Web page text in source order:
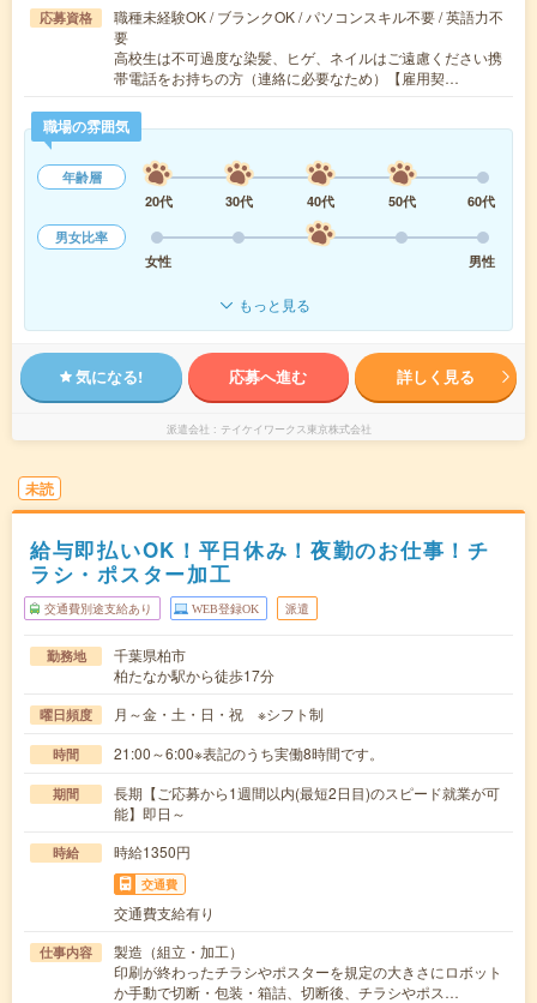
応募資格
職種未経験OK / ブランクOK / パソコンスキル不要 / 英語力不
要
高校生は不可過度な染髪、ヒゲ、ネイルはご遠慮ください携
帯電話をお持ちの方（連絡に必要なため）【雇用契…
職場の雰囲気
年齢層
20代
30代 40代 50代
60代
男女比率
女性
男性
もっと見る
気になる! 応募へ進む 詳しく見る
派遣会社 テイケイワークス東京株式会社
未読
給与即払いOK！平日休み！夜勤のお仕事！チ
ラシ・ポスター加工
交通費別途支給あり WEB登録OK 派遣
勤務地
千葉県柏市
柏たなか駅から徒歩17分
曜日頻度 月～金・土・日・祝 ※シフト制
時間 21:00～6:00※表記のうち実働8時間です。
期間
長期【ご応募から1週間以内(最短2日目)のスピード就業が可
能】即日～
時給 時給1350円
交通費
交通費支給有り
仕事内容
製造（組立・加工）
印刷が終わったチラシやポスターを規定の大きさにロボット
か手動で切断・包装・箱詰、切断後、チラシやポス…